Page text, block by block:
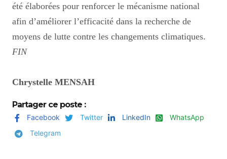
été élaborées pour renforcer le mécanisme national
afin d’améliorer l’efficacité dans la recherche de
moyens de lutte contre les changements climatiques.
FIN
Chrystelle MENSAH
Partager ce poste :
Facebook Twitter LinkedIn
WhatsApp
Telegram